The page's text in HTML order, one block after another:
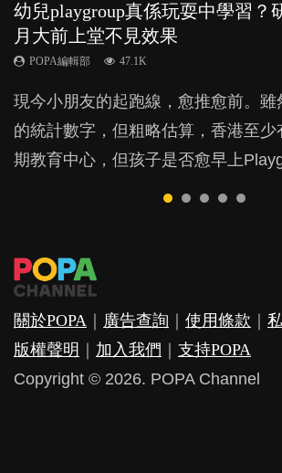
幼兒playgroup真係玩耍中學習？
月大前上堂不見效果
POPA編輯部 47.1K
現今小朋友的起跑線，愈推愈前。
的統計數字，但粗略估算，香港至
期教育中心，但孩子是否愈早上
幼稚園遊戲課 如何刺激幼兒自發
與懲罰？
POPA編輯部 33.1K
由美國學者所創的 tools of the mind
戲方式學習，學術能力和自制能力
友優勝，到底這課程有何特別之處？
老公患產後憂鬱症對BB的影響
POPA編輯部 15.9K
鬱，影響日常生活，嚴重的甚至會有
朋友的念頭。但為何爸爸患上產後抑
覺？...
全職好？在職好？｜全職媽媽與
力與價值
POPA編輯部 25.8K
許多媽媽心底可能都有一刻掙扎過
是在職好。雖說每個家庭都有自己
因素，但原來全職和在職媽媽所養育
BB口腔期乜都放入口，父母該制
POPA編輯部 25.5K
成吮手指的習慣，大個就很難戒，但
他們放東西入口，隨時會影響孩子的
關於POPA ｜ 廣告查詢 ｜ 使用條款 ｜
版權聲明 ｜ 加入我們 ｜ 支持POPA
Copyright © 2026. POPA Channel